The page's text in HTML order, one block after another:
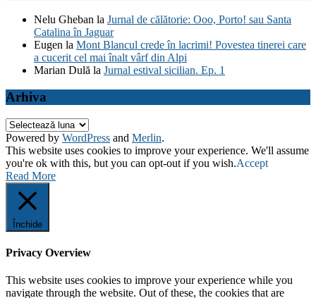
Nelu Gheban la Jurnal de călătorie: Ooo, Porto! sau Santa
Catalina în Jaguar
Eugen la Mont Blancul crede în lacrimi! Povestea tinerei care
a cucerit cel mai înalt vârf din Alpi
Marian Dulă la Jurnal estival sicilian. Ep. 1
Arhiva
Arhiva
Powered by WordPress and Merlin.
This website uses cookies to improve your experience. We'll assume
you're ok with this, but you can opt-out if you wish.Accept
Read More
Închide
Privacy Overview
This website uses cookies to improve your experience while you
navigate through the website. Out of these, the cookies that are